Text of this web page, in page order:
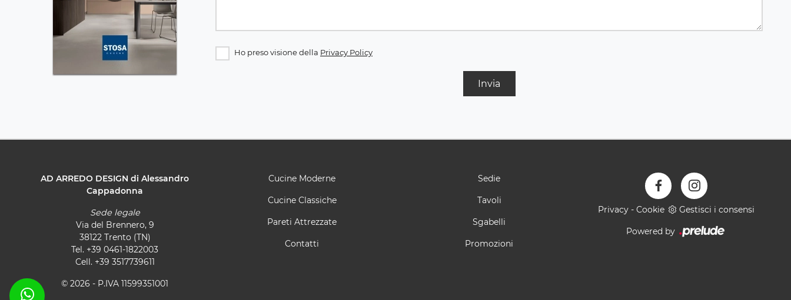
Ho preso visione della Privacy Policy
Invia
AD ARREDO DESIGN di Alessandro
Cappadonna
Sede legale
Via del Brennero, 9
38122 Trento (TN)
Tel. +39 0461-1822003
Cell. +39 3517739611
© 2026 - P.IVA 11599351001
Cucine Moderne
Cucine Classiche
Pareti Attrezzate
Contatti
Sedie
Tavoli
Sgabelli
Promozioni
Privacy - Cookie Gestisci i consensi
Powered by